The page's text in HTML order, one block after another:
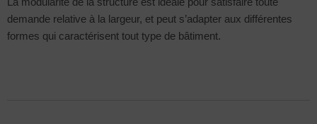
demande relative à la largeur, et peut s’adapter aux différentes
formes qui caractérisent tout type de bâtiment.